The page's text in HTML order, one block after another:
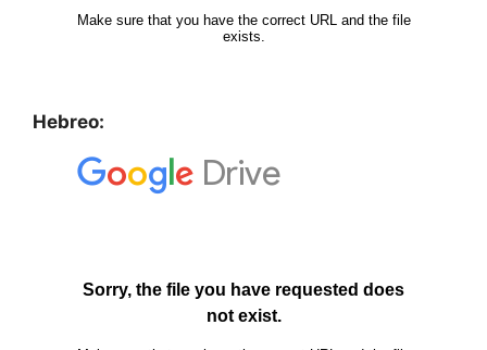
Hebreo: